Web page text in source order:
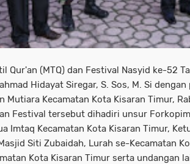
Qur'an (MTQ) dan Festival Nasyid ke-52
Hidayat Siregar, S. Sos, M. Si
Mutiara Kecamatan Kota Kisaran Timur,
Festival tersebut dihadiri unsur
Imtaq Kecamatan Kota Kisaran Timur,
Siti Zubaidah, Lurah se-Kecamatan
Kota Kisaran Timur serta undangan